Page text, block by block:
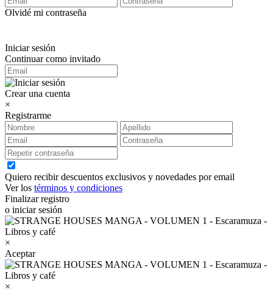
Olvidé mi contraseña
Iniciar sesión
Continuar como invitado
Crear una cuenta
×
Registrarme
Quiero recibir descuentos exclusivos y novedades por email
Ver los términos y condiciones
Finalizar registro
o iniciar sesión
×
Aceptar
×